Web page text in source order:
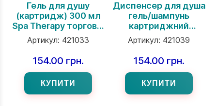
Гель для душу
(картридж) 300 мл
Spa Therapy торгової
марки Rulopak
Артикул: 421033
154.00 грн.
КУПИТИ
Диспенсер для душа
гель/шампунь
картриджний
чорного кольору
торгової марки
Rulopak
Артикул: 421039
154.00 грн.
КУПИТИ